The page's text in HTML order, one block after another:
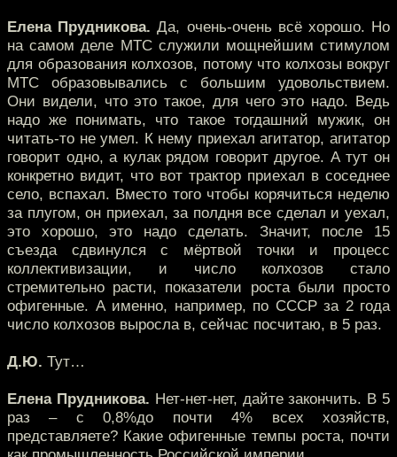
Елена Прудникова. Да, очень-очень всё хорошо. Но
на самом деле МТС служили мощнейшим стимулом
для образования колхозов, потому что колхозы вокруг
МТС образовывались с большим удовольствием.
Они видели, что это такое, для чего это надо. Ведь
надо же понимать, что такое тогдашний мужик, он
читать-то не умел. К нему приехал агитатор, агитатор
говорит одно, а кулак рядом говорит другое. А тут он
конкретно видит, что вот трактор приехал в соседнее
село, вспахал. Вместо того чтобы корячиться неделю
за плугом, он приехал, за полдня все сделал и уехал,
это хорошо, это надо сделать. Значит, после 15
съезда сдвинулся с мёртвой точки и процесс
коллективизации, и число колхозов стало
стремительно расти, показатели роста были просто
офигенные. А именно, например, по СССР за 2 года
число колхозов выросла в, сейчас посчитаю, в 5 раз.
Д.Ю. Тут…
Елена Прудникова. Нет-нет-нет, дайте закончить. В 5
раз – с 0,8%до почти 4% всех хозяйств,
представляете? Какие офигенные темпы роста, почти